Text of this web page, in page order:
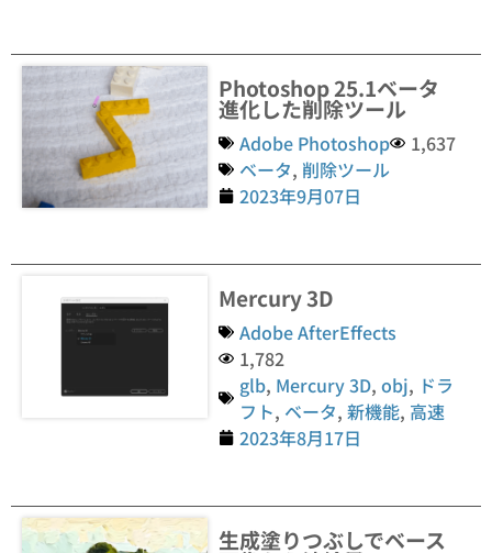
Photoshop 25.1ベータ
進化した削除ツール
Adobe Photoshop
1,637
ベータ, 削除ツール
2023年9月07日
Mercury 3D
Adobe AfterEffects
1,782
glb, Mercury 3D,obj, ドラ
フト, ベータ,新機能, 高速
2023年8月17日
生成塗りつぶしでベース